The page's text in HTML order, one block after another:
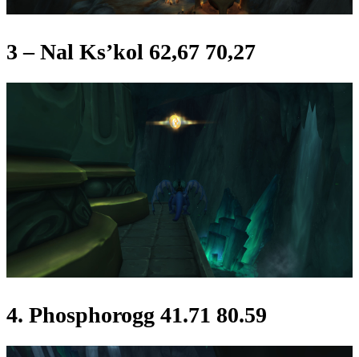
3 –Nal Ks’kol 62,67 70,27
4. Phosphorogg 41.71 80.59